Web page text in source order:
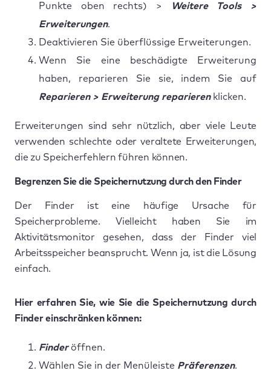
Punkte oben rechts) >
Weitere Tools >
Erweiterungen.
Deaktivieren Sie überflüssige Erweiterungen.
Wenn Sie eine beschädigte Erweiterung
haben, reparieren Sie sie, indem Sie auf
Reparieren > Erweiterung reparierenklicken.
Erweiterungen sind sehr nützlich, aber viele Leute
verwenden schlechte oder veraltete Erweiterungen,
die zu Speicherfehlern führen können.
Begrenzen Sie die Speichernutzung durch den Finder
Der Finder ist eine häufige Ursache für
Speicherprobleme. Vielleicht haben Sie im
Aktivitätsmonitor gesehen, dass der Finder viel
Arbeitsspeicher beansprucht. Wenn ja, ist die Lösung
einfach.
Hier erfahren Sie, wie Sie die Speichernutzung durch
Finder einschränken können:
Finderöffnen.
Wählen Sie in der Menüleiste Präferenzen.